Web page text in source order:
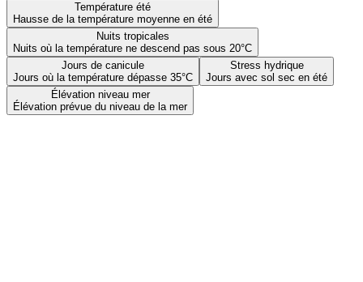
Température été
Hausse de la température moyenne en été
Nuits tropicales
Nuits où la température ne descend pas sous 20°C
Jours de canicule
Jours où la température dépasse 35°C
Stress hydrique
Jours avec sol sec en été
Élévation niveau mer
Élévation prévue du niveau de la mer